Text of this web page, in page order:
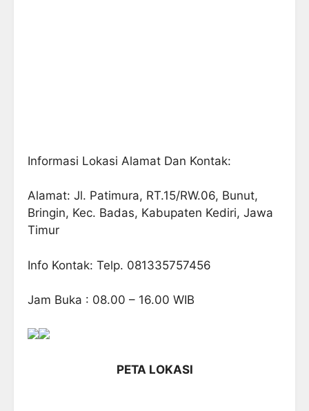
Informasi Lokasi Alamat Dan Kontak:
Alamat: Jl. Patimura, RT.15/RW.06, Bunut,
Bringin, Kec. Badas, Kabupaten Kediri, Jawa
Timur
Info Kontak: Telp. 081335757456
Jam Buka : 08.00 – 16.00 WIB
PETA LOKASI